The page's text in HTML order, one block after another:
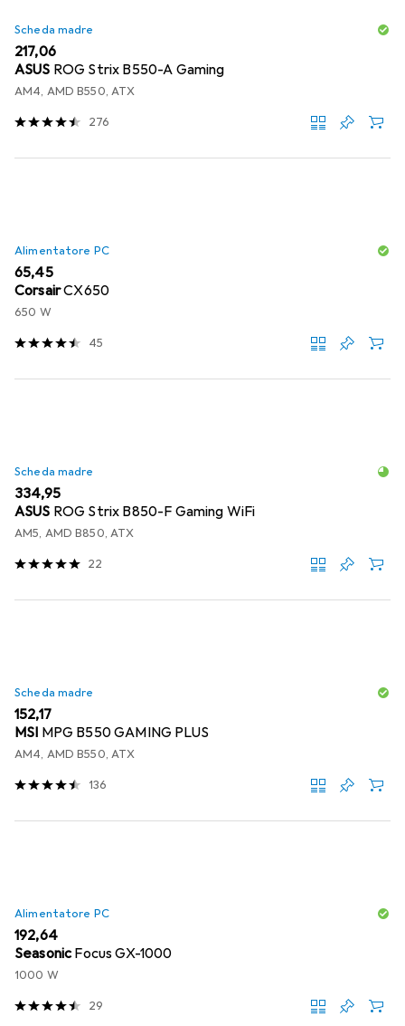
Scheda madre
EUR
217,06
ASUS ROG Strix B550-A Gaming
AM4, AMD B550, ATX
276
Alimentatore PC
EUR
65,45
CorsairCX650
650 W
45
Scheda madre
EUR
334,95
ASUS ROG Strix B850-F Gaming WiFi
AM5, AMD B850, ATX
22
Scheda madre
EUR
152,17
MSI MPG B550 GAMING PLUS
AM4, AMD B550, ATX
136
Alimentatore PC
EUR
192,64
SeasonicFocus GX-1000
1000 W
29